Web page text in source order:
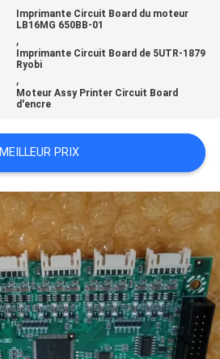
Imprimante Circuit Board du moteur
LB16MG 650BB-01
,
Imprimante Circuit Board de 5UTR-1879
Ryobi
,
Moteur Assy Printer Circuit Board
d'encre
MEILLEUR PRIX